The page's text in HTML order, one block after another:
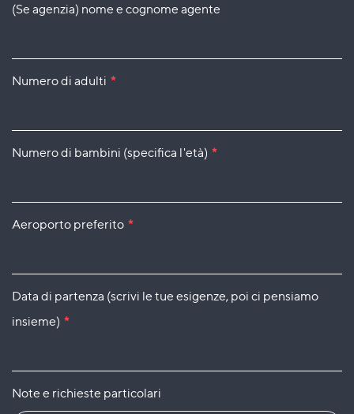
(Se agenzia) nome e cognome agente
Numero di adulti *
Numero di bambini (specifica l'età) *
Aeroporto preferito *
Data di partenza (scrivi le tue esigenze, poi ci pensiamo
insieme) *
Note e richieste particolari